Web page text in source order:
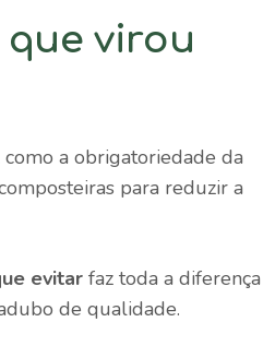
virou
como a obrigatoriedade da
para reduzir a
evitar faz toda a diferença
de qualidade.